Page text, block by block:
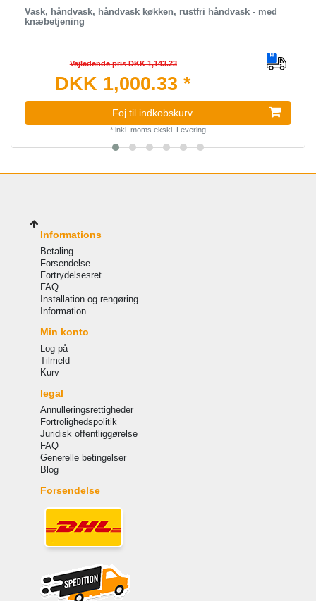
Vask, håndvask, håndvask køkken, rustfri håndvask - med
knæbetjening
Vejledende pris DKK 1,143.23
DKK 1,000.33 *
Foj til indkobskurv
* inkl. moms ekskl. Levering
Informations
Betaling
Forsendelse
Fortrydelsesret
FAQ
Installation og rengøring
Information
Min konto
Log på
Tilmeld
Kurv
legal
Annulleringsrettigheder
Fortrolighedspolitik
Juridisk offentliggørelse
FAQ
Generelle betingelser
Blog
Forsendelse